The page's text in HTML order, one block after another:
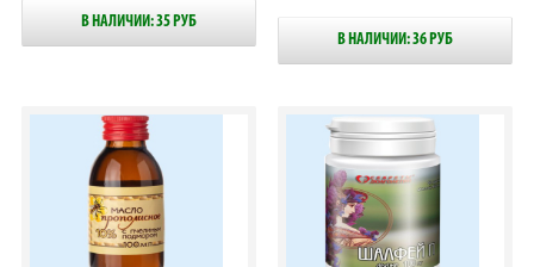
В НАЛИЧИИ: 35 РУБ
В НАЛИЧИИ: 36 РУБ